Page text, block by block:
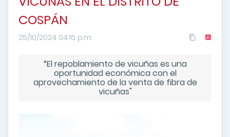
COSPÁN
25/10/2024 04:16 p.m.
“El repoblamiento de vicuñas es una
oportunidad económica con el
aprovechamiento de la venta de fibra de
vicuñas"